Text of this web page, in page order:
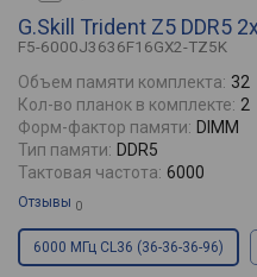
G.Skill Trident Z5 DDR5
F5-6000J3636F16GX2-TZ5K
Объем памяти комплекта: 32
Кол-во планок в комплекте: 2
Форм-фактор памяти: DIMM
Тип памяти: DDR5
Тактовая частота: 6000
Отзывы 0
6000 МГц CL36 (36-36-36-96)